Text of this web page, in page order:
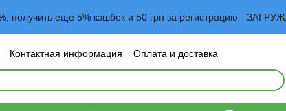
получить еще 5% кэшбек и 50 грн за регистрацию -
Контактная информация
Оплата и доставка
соглашение Договор оферта Блог